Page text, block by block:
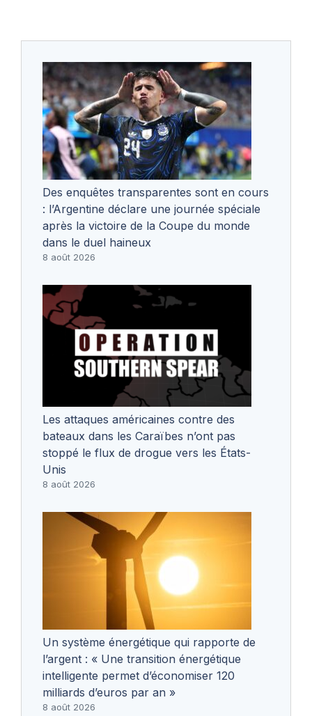
Des enquêtes transparentes sont en cours
: l’Argentine déclare une journée spéciale
après la victoire de la Coupe du monde
dans le duel haineux
8 août 2026
Les attaques américaines contre des
bateaux dans les Caraïbes n’ont pas
stoppé le flux de drogue vers les États-
Unis
8 août 2026
Un système énergétique qui rapporte de
l’argent : « Une transition énergétique
intelligente permet d’économiser 120
milliards d’euros par an »
8 août 2026